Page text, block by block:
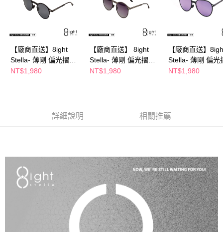
２．關於個人資料處理事宜，請瀏覽以下網址：
https://aftee.tw/terms/#terms3
「AFTEE先享後付」，若未經同意申辦者引起之損失，本公司不負相關責
４．使用「AFTEE先享後付」時，將依據個別帳號之用戶狀況，依本公司即
時審查核予不同之上限額度；若仍有額度不足之情形，本公司將視審查結果
請求用戶進行身份認證。
【廠商直送】8ight
Stella- 薄剛 偏光摺疊
太陽眼鏡圓框-灰
NT$1,980
【廠商直送】 8ight
Stella- 薄剛 偏光摺疊
太陽眼鏡圓框-漸層灰
NT$1,980
【廠商直送】
Stella- 薄剛 偏光
太陽眼鏡橢圓框-
NT$1,980
詳細說明 相關推薦